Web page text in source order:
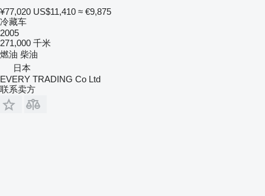
¥77,020 US$11,410 ≈ €9,875
冷藏车
2005
271,000 千米
燃油 柴油
日本
EVERY TRADING Co Ltd
联系卖方